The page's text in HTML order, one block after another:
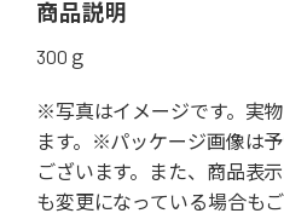
商品説明
300ｇ
※写真はイメージです。実
ます。※パッケージ画像は
ございます。また、商品表
も変更になっている場合も